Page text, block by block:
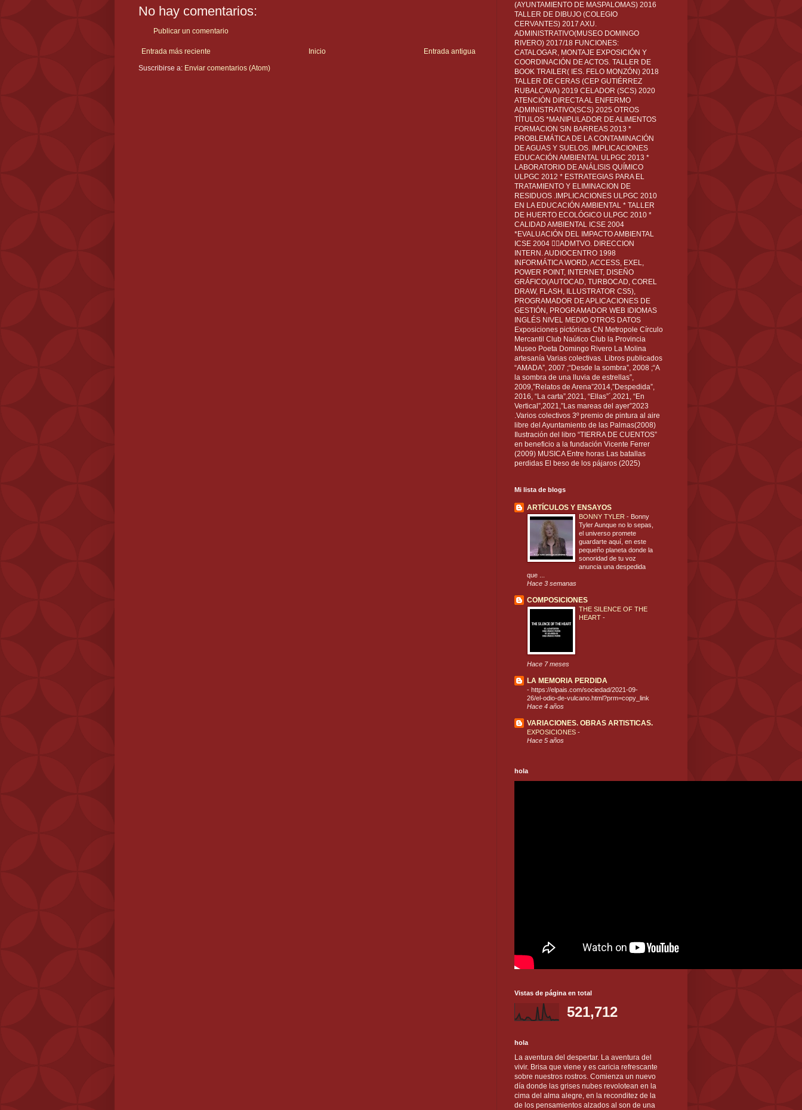
No hay comentarios:
Publicar un comentario
Entrada más reciente Entrada antigua
Inicio
Suscribirse a: Enviar comentarios (Atom)
(AYUNTAMIENTO DE MASPALOMAS) 2016
TALLER DE DIBUJO (COLEGIO
CERVANTES) 2017 AXU.
ADMINISTRATIVO(MUSEO DOMINGO
RIVERO) 2017/18 FUNCIONES:
CATALOGAR, MONTAJE EXPOSICIÓN Y
COORDINACIÓN DE ACTOS. TALLER DE
BOOK TRAILER( IES. FELO MONZÓN) 2018
TALLER DE CERAS (CEP GUTIÉRREZ
RUBALCAVA) 2019 CELADOR (SCS) 2020
ATENCIÓN DIRECTA AL ENFERMO
ADMINISTRATIVO(SCS) 2025 OTROS
TÍTULOS *MANIPULADOR DE ALIMENTOS
FORMACION SIN BARREAS 2013 *
PROBLEMÁTICA DE LA CONTAMINACIÓN
DE AGUAS Y SUELOS. IMPLICACIONES
EDUCACIÓN AMBIENTAL ULPGC 2013 *
LABORATORIO DE ANÁLISIS QUÍMICO
ULPGC 2012 * ESTRATEGIAS PARA EL
TRATAMIENTO Y ELIMINACION DE
RESIDUOS .IMPLICACIONES ULPGC 2010
EN LA EDUCACIÓN AMBIENTAL * TALLER
DE HUERTO ECOLÓGICO ULPGC 2010 *
CALIDAD AMBIENTAL ICSE 2004
*EVALUACIÓN DEL IMPACTO AMBIENTAL
ICSE 2004 ADMTVO. DIRECCION
INTERN. AUDIOCENTRO 1998
INFORMÁTICA WORD, ACCESS, EXEL,
POWER POINT, INTERNET, DISEÑO
GRÁFICO(AUTOCAD, TURBOCAD, COREL
DRAW, FLASH, ILLUSTRATOR CS5),
PROGRAMADOR DE APLICACIONES DE
GESTIÓN, PROGRAMADOR WEB IDIOMAS
INGLÉS NIVEL MEDIO OTROS DATOS
Exposiciones pictóricas CN Metropole Círculo
Mercantil Club Naútico Club la Provincia
Museo Poeta Domingo Rivero La Molina
artesanía Varias colectivas. Libros publicados
“AMADA”, 2007 ;“Desde la sombra”, 2008 ;“A
la sombra de una lluvia de estrellas”,
2009,”Relatos de Arena”2014,”Despedida”,
2016, “La carta”,2021, “Ellas”´,2021, “En
Vertical”,2021,”Las mareas del ayer”2023
.Varios colectivos 3º premio de pintura al aire
libre del Ayuntamiento de las Palmas(2008)
Ilustración del libro “TIERRA DE CUENTOS”
en beneficio a la fundación Vicente Ferrer
(2009) MUSICA Entre horas Las batallas
perdidas El beso de los pájaros (2025)
Mi lista de blogs
ARTÍCULOS Y ENSAYOS
BONNY TYLER - Bonny
Tyler Aunque no lo sepas,
el universo promete
guardarte aquí, en este
pequeño planeta donde la
sonoridad de tu voz
anuncia una despedida
que ...
Hace 3 semanas
COMPOSICIONES
THE SILENCE OF THE
HEART -
Hace 7 meses
LA MEMORIA PERDIDA
- https://elpais.com/sociedad/2021-09-
26/el-odio-de-vulcano.html?prm=copy_link
Hace 4 años
VARIACIONES. OBRAS ARTISTICAS.
EXPOSICIONES -
Hace 5 años
hola
Vistas de página en total
521,712
hola
La aventura del despertar. La aventura del
vivir. Brisa que viene y es caricia refrescante
sobre nuestros rostros. Comienza un nuevo
día donde las grises nubes revolotean en la
cima del alma alegre, en la reconditez de la
de los pensamientos alzados al son de una